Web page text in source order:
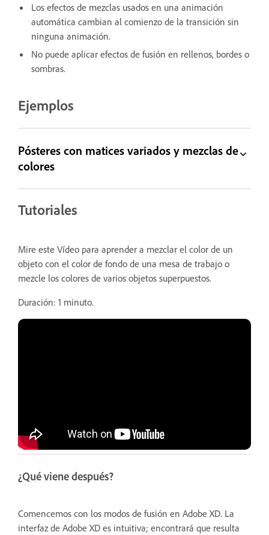
Los efectos de mezclas usados en una animación
automática cambian al comienzo de la transición sin
ninguna animación.
No puede aplicar efectos de fusión en rellenos, bordes o
sombras.
Ejemplos
Pósteres con matices variados y mezclas de
colores
Tutoriales
Mire este Vídeo para aprender a mezclar el color de un
objeto con el color de fondo de una mesa de trabajo o
mezcle los colores de varios objetos superpuestos.
Duración: 1 minuto.
¿Qué viene después?
Comencemos con los modos de fusión en Adobe XD. La
interfaz de Adobe XD es intuitiva; encontrará que resulta